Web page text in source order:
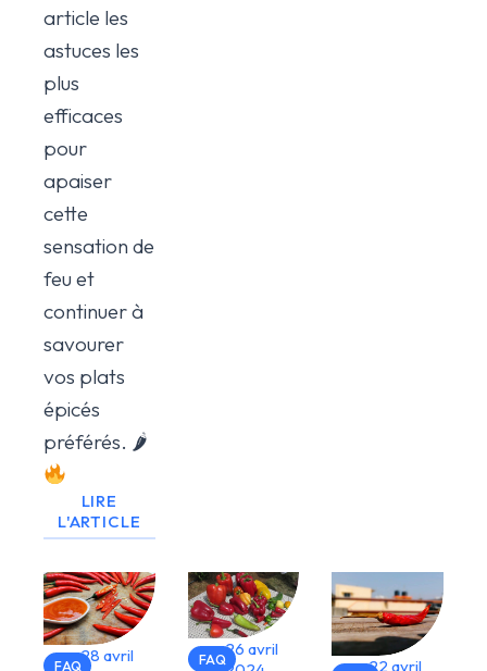
article les
astuces les
plus
efficaces
pour
apaiser
cette
sensation de
feu et
continuer à
savourer
vos plats
épicés
préférés. 🌶
LIRE
L'ARTICLE
FAQ28 avril
FAQ26 avril
22 avril